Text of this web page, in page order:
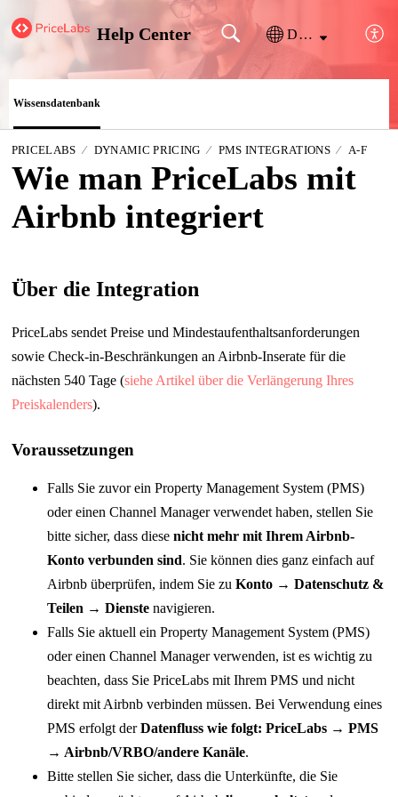
Help Center Deutsch
Wissensdatenbank
PRICELABS DYNAMIC PRICING PMS INTEGRATIONS A-F
Wie man PriceLabs mit
Airbnb integriert
Über die Integration
PriceLabs sendet Preise und Mindestaufenthaltsanforderungen
sowie Check-in-Beschränkungen an Airbnb-Inserate für die
nächsten 540 Tage (siehe Artikel über die Verlängerung Ihres
Preiskalenders).
Voraussetzungen
Falls Sie zuvor ein Property Management System (PMS)
oder einen Channel Manager verwendet haben, stellen Sie
bitte sicher, dass diese nicht mehr mit Ihrem Airbnb-
Konto verbunden sind. Sie können dies ganz einfach auf
Airbnb überprüfen, indem Sie zu Konto → Datenschutz &
Teilen → Dienstenavigieren.
Falls Sie aktuell ein Property Management System (PMS)
oder einen Channel Manager verwenden, ist es wichtig zu
beachten, dass Sie PriceLabs mit Ihrem PMS und nicht
direkt mit Airbnb verbinden müssen. Bei Verwendung eines
PMS erfolgt derDatenfluss wie folgt: PriceLabs → PMS
→ Airbnb/VRBO/andere Kanäle.
Bitte stellen Sie sicher, dass die Unterkünfte, die Sie